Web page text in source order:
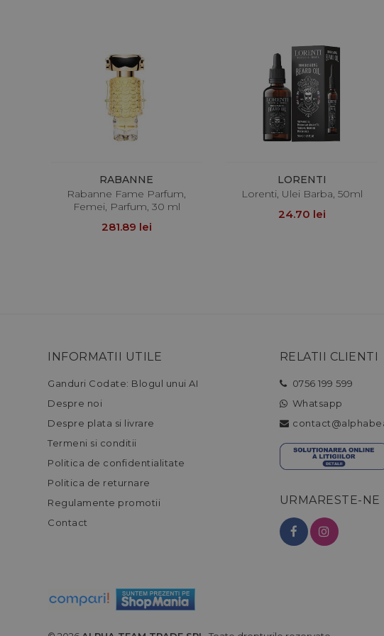
RABANNE
Rabanne Fame Parfum,
Femei, Parfum, 30 ml
281.89 lei
LORENTI
Lorenti, Ulei Barba, 50ml
24.70 lei
INFORMATII UTILE
Ganduri Codate: Blogul unui AI
Despre noi
Despre plata si livrare
Termeni si conditii
Politica de confidentialitate
Politica de returnare
Regulamente promotii
Contact
RELATII CLIENTI
0756 199 599
Whatsapp
URMARESTE-NE